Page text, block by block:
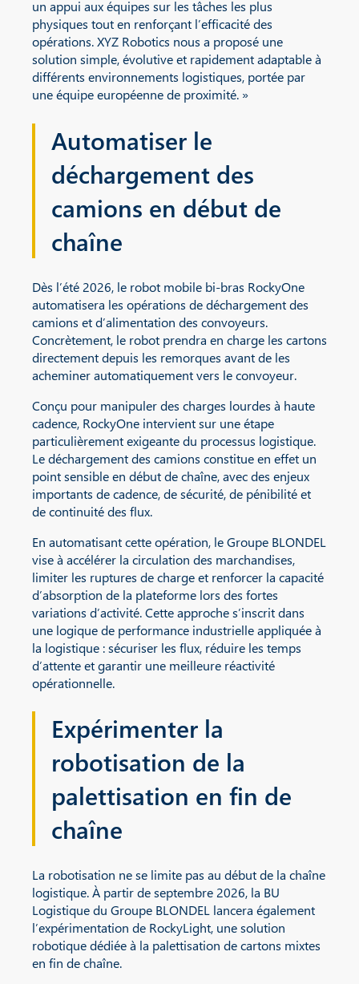
un appui aux équipes sur les tâches les plus
physiques tout en renforçant l’efficacité des
opérations. XYZ Robotics nous a proposé une
solution simple, évolutive et rapidement adaptable à
différents environnements logistiques, portée par
une équipe européenne de proximité. »
Automatiser le
déchargement des
camions en début de
chaîne
Dès l’été 2026, le robot mobile bi-bras RockyOne
automatisera les opérations de déchargement des
camions et d’alimentation des convoyeurs.
Concrètement, le robot prendra en charge les cartons
directement depuis les remorques avant de les
acheminer automatiquement vers le convoyeur.
Conçu pour manipuler des charges lourdes à haute
cadence, RockyOne intervient sur une étape
particulièrement exigeante du processus logistique.
Le déchargement des camions constitue en effet un
point sensible en début de chaîne, avec des enjeux
importants de cadence, de sécurité, de pénibilité et
de continuité des flux.
En automatisant cette opération, le Groupe BLONDEL
vise à accélérer la circulation des marchandises,
limiter les ruptures de charge et renforcer la capacité
d’absorption de la plateforme lors des fortes
variations d’activité. Cette approche s’inscrit dans
une logique de performance industrielle appliquée à
la logistique : sécuriser les flux, réduire les temps
d’attente et garantir une meilleure réactivité
opérationnelle.
Expérimenter la
robotisation de la
palettisation en fin de
chaîne
La robotisation ne se limite pas au début de la chaîne
logistique. À partir de septembre 2026, la BU
Logistique du Groupe BLONDEL lancera également
l’expérimentation de RockyLight, une solution
robotique dédiée à la palettisation de cartons mixtes
en fin de chaîne.